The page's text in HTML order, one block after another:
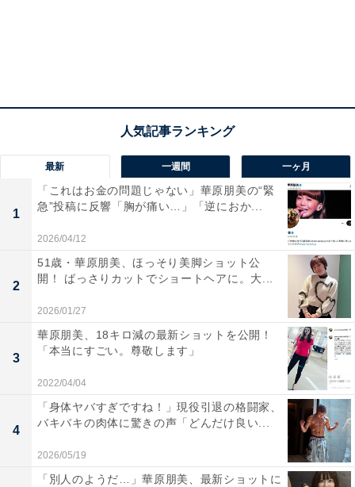
最新 一週間 一ヶ月
1
「これはお金の問題じゃない」華原朋美の“緊
急”投稿に反響「胸が痛い…」「逆におか...
2026/04/12
2
51歳・華原朋美、ほっそり美脚ショット公
開！ ばっさりカットでショートヘアに。大...
2026/01/27
3
華原朋美、18キロ減の最新ショットを公開！
「本当にすごい。尊敬します」
2022/04/04
4
「身体ヤバすぎですね！」現役引退の格闘家、
バキバキの肉体に驚きの声「どんだけ良い...
2026/05/19
「別人のようだ…」華原朋美、最新ショットに